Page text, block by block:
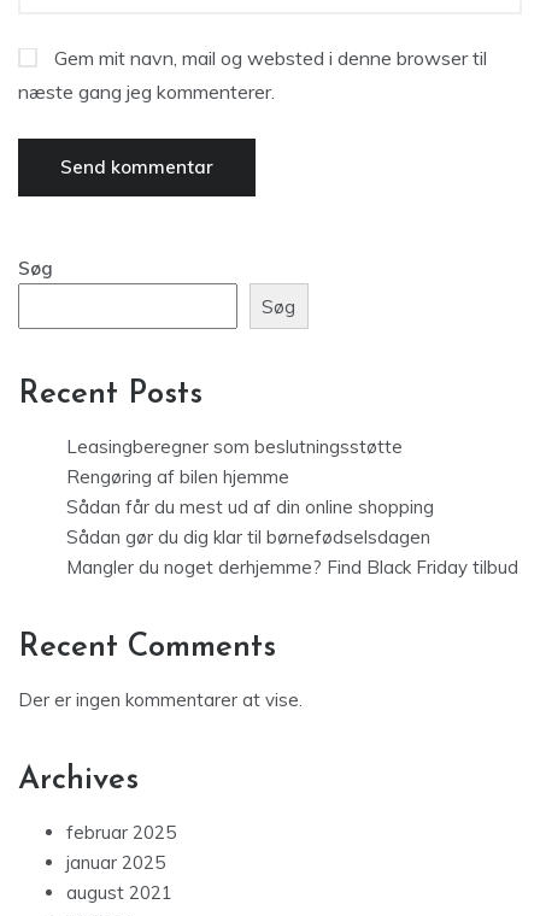
Gem mit navn, mail og websted i denne browser til
næste gang jeg kommenterer.
Søg
Søg
Recent Posts
Leasingberegner som beslutningsstøtte
Rengøring af bilen hjemme
Sådan får du mest ud af din online shopping
Sådan gør du dig klar til børnefødselsdagen
Mangler du noget derhjemme? Find Black Friday tilbud
Recent Comments
Der er ingen kommentarer at vise.
Archives
februar 2025
januar 2025
august 2021